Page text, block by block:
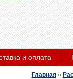
и оплата
Главная»